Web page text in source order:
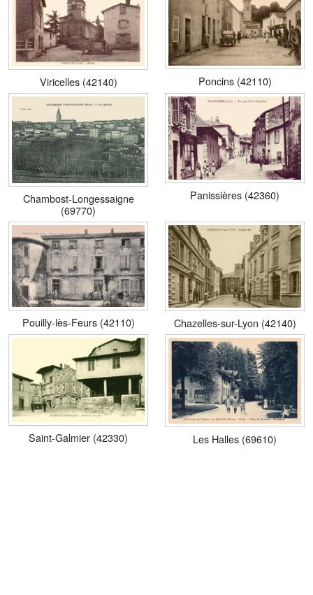
Viricelles (42140) Poncins (42110)
Chambost-Longessaigne
(69770)
Panissières (42360)
Pouilly-lès-Feurs (42110) Chazelles-sur-Lyon (42140)
Saint-Galmier (42330) Les Halles (69610)